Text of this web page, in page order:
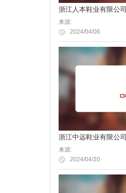
浙江人本鞋业有限公司
来源:
2024/04/06
浙江中远鞋业有限公司
来源:
2024/04/20